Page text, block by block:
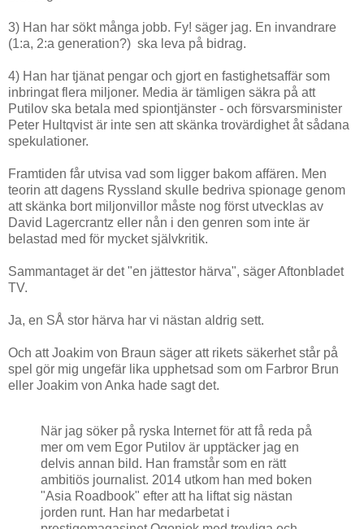
3) Han har sökt många jobb. Fy! säger jag. En invandrare
(1:a, 2:a generation?) ska leva på bidrag.
4) Han har tjänat pengar och gjort en fastighetsaffär som
inbringat flera miljoner. Media är tämligen säkra på att
Putilov ska betala med spiontjänster - och försvarsminister
Peter Hultqvist är inte sen att skänka trovärdighet åt sådana
spekulationer.
Framtiden får utvisa vad som ligger bakom affären. Men
teorin att dagens Ryssland skulle bedriva spionage genom
att skänka bort miljonvillor måste nog först utvecklas av
David Lagercrantz eller nån i den genren som inte är
belastad med för mycket självkritik.
Sammantaget är det "en jättestor härva", säger Aftonbladet
TV.
Ja, en SÅ stor härva har vi nästan aldrig sett.
Och att Joakim von Braun säger att rikets säkerhet står på
spel gör mig ungefär lika upphetsad som om Farbror Brun
eller Joakim von Anka hade sagt det.
När jag söker på ryska Internet för att få reda på
mer om vem Egor Putilov är upptäcker jag en
delvis annan bild. Han framstår som en rätt
ambitiös journalist. 2014 utkom han med boken
"Asia Roadbook" efter att ha liftat sig nästan
jorden runt. Han har medarbetat i